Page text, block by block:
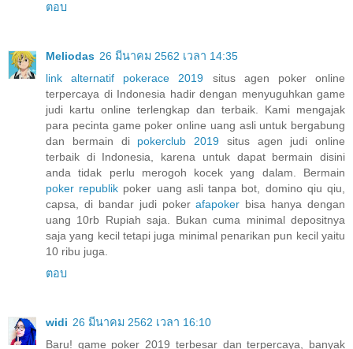
ตอบ
Meliodas 26 มีนาคม 2562 เวลา 14:35
link alternatif pokerace 2019 situs agen poker online
terpercaya di Indonesia hadir dengan menyuguhkan game
judi kartu online terlengkap dan terbaik. Kami mengajak
para pecinta game poker online uang asli untuk bergabung
dan bermain di pokerclub 2019 situs agen judi online
terbaik di Indonesia, karena untuk dapat bermain disini
anda tidak perlu merogoh kocek yang dalam. Bermain
poker republik poker uang asli tanpa bot, domino qiu qiu,
capsa, di bandar judi pokerafapoker bisa hanya dengan
uang 10rb Rupiah saja. Bukan cuma minimal depositnya
saja yang kecil tetapi juga minimal penarikan pun kecil yaitu
10 ribu juga.
ตอบ
widi 26 มีนาคม 2562 เวลา 16:10
Baru! game poker 2019 terbesar dan terpercaya, banyak